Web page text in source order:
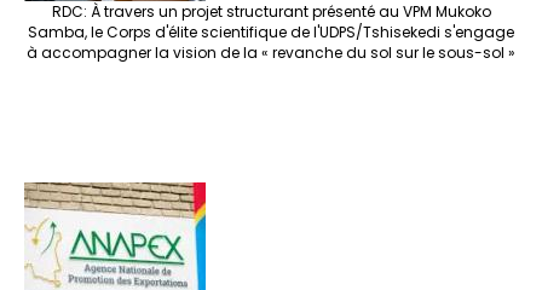
RDC: À travers un projet structurant présenté au VPM Mukoko
Samba, le Corps d'élite scientifique de l'UDPS/Tshisekedi s'engage
à accompagner la vision de la « revanche du sol sur le sous-sol »